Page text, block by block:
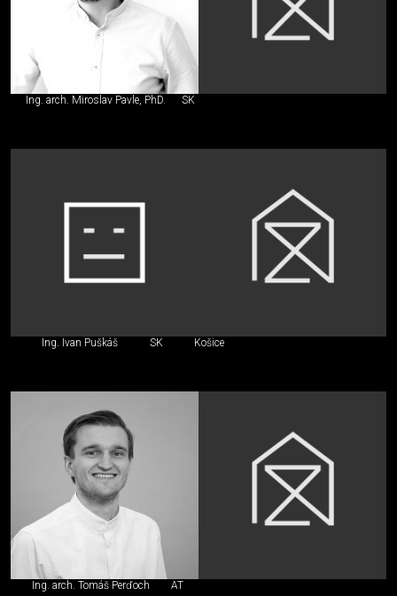
Ing. arch. Miroslav Pavle, PhD. SK
Ing. Ivan Puškáš SK Košice
Ing. arch. Tomáš Perďoch AT